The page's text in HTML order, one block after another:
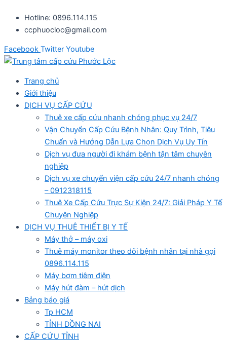
Hotline: 0896.114.115
ccphuocloc@gmail.com
Facebook Twitter Youtube
Trang chủ
Giới thiệu
DỊCH VỤ CẤP CỨU
Thuê xe cấp cứu nhanh chóng phục vụ 24/7
Vận Chuyển Cấp Cứu Bệnh Nhân: Quy Trình, Tiêu
Chuẩn và Hướng Dẫn Lựa Chọn Dịch Vụ Uy Tín
Dịch vụ đưa người đi khám bệnh tận tâm chuyên
nghiệp
Dịch vụ xe chuyển viện cấp cứu 24/7 nhanh chóng
– 0912318115
Thuê Xe Cấp Cứu Trực Sự Kiện 24/7: Giải Pháp Y Tế
Chuyên Nghiệp
DỊCH VỤ THUÊ THIẾT BỊ Y TẾ
Máy thở – máy oxi
Thuê máy monitor theo dõi bệnh nhân tại nhà gọi
0896.114.115
Máy bơm tiêm điện
Máy hút đàm – hút dịch
Bảng báo giá
Tp HCM
TỈNH ĐỒNG NAI
CẤP CỨU TỈNH